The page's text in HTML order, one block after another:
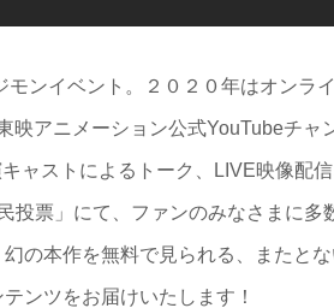
ンイベント。２０２０年はオンラ
映アニメーション公式YouTubeチャ
ャストによるトーク、LIVE映像配
投票」にて、ファンのみなさまに多
の本作を無料で見られる、またと
ンツをお届けいたします！